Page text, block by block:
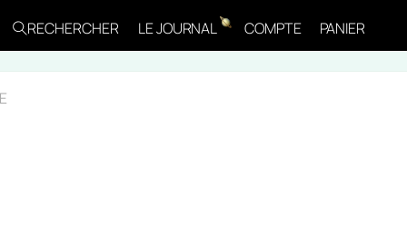
RECHERCHER LE JOURNAL LCOMPTESE
PANIER